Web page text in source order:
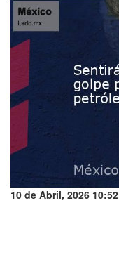
10 de Abril, 2026 10:52